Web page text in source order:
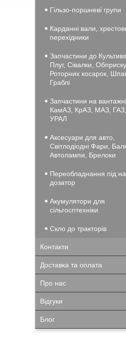
Гільзо-поршневі групи
Карданні вали,
перехідники
Запчастини до
Плуг, Сівалки,
Роторних косарок,
Граблі
Запчастини на
КамАЗ, КрАЗ, МАЗ, ГАЗ,
УРАЛ
Аксесуари для авто,
Світлодіодні Фари,
Автолампи, Брелоки
Переобладнання під
дозатор
Акумулятори для
сільгосптехніки
Скло до тракторів
Контакти
Доставка та оплата
Про нас
Відгуки
Блог